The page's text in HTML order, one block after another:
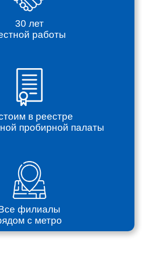
30 лет
работы
в реестре
пробирной палаты
филиалы
с метро